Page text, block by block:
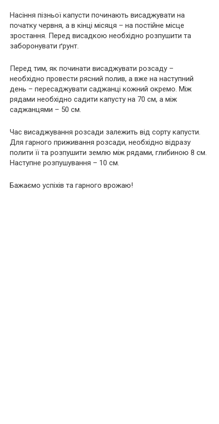
Насіння пізньої капусти починають висаджувати на
початку червня, а в кінці місяця – на постійне місце
зростання. Перед висадкою необхідно розпушити та
заборонувати ґрунт.
Перед тим, як починати висаджувати розсаду –
необхідно провести рясний полив, а вже на наступний
день – пересаджувати саджанці кожний окремо. Між
рядами необхідно садити капусту на 70 см, а між
саджанцями – 50 см.
Час висаджування розсади залежить від сорту капусти.
Для гарного приживання розсади, необхідно відразу
полити її та розпушити землю між рядами, глибиною 8 см.
Наступне розпушування – 10 см.
Бажаємо успіхів та гарного врожаю!